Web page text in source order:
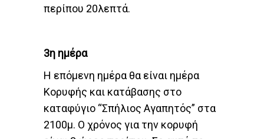
περίπου 20λεπτά.
3η ημέρα
Η επόμενη ημέρα θα είναι ημέρα
Κορυφής και κατάβασης στο
καταφύγιο “Σπήλιος Αγαπητός” στα
2100μ. Ο χρόνος για την κορυφή